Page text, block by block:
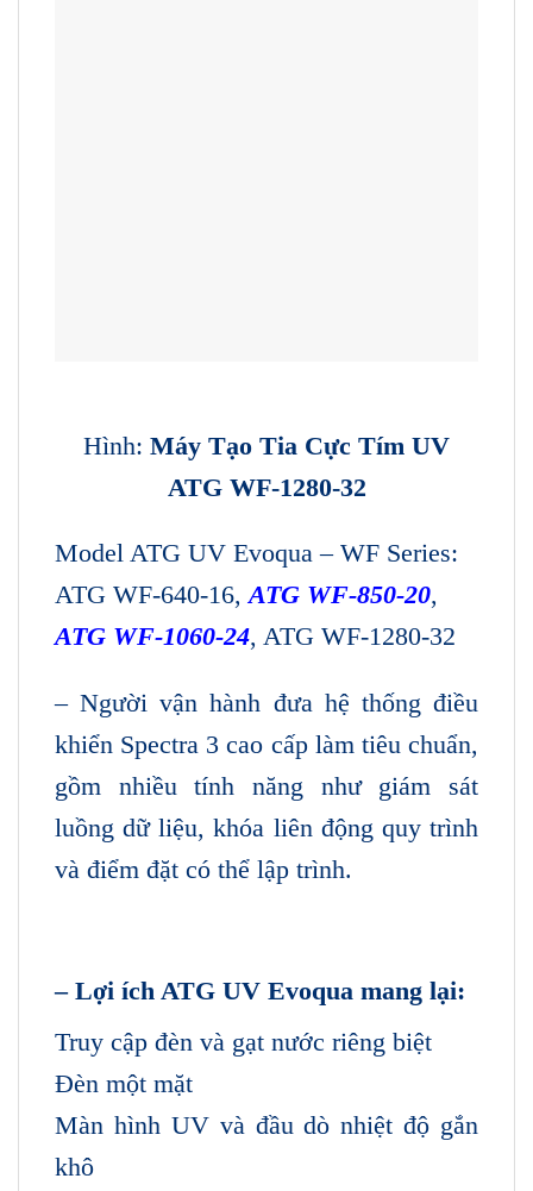
Hình: Máy Tạo Tia Cực Tím UV
ATG WF-1280-32
Model ATG UV Evoqua – WF Series:
ATG WF-640-16,ATG WF-850-20,
ATG WF-1060-24, ATG WF-1280-32
– Người vận hành đưa hệ thống điều
khiển Spectra 3 cao cấp làm tiêu chuẩn,
gồm nhiều tính năng như giám sát
luồng dữ liệu, khóa liên động quy trình
và điểm đặt có thể lập trình.
– Lợi ích ATG UV Evoqua mang lại:
Truy cập đèn và gạt nước riêng biệt
Đèn một mặt
Màn hình UV và đầu dò nhiệt độ gắn
khô